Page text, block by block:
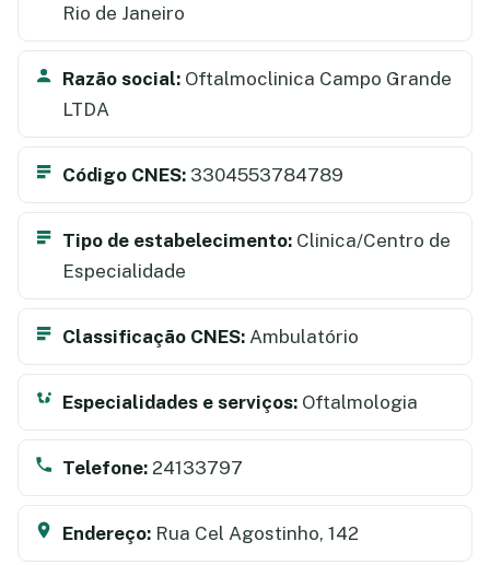
Rio de Janeiro
Razão social: Oftalmoclinica Campo Grande
LTDA
Código CNES: 3304553784789
Tipo de estabelecimento: Clinica/Centro de
Especialidade
Classificação CNES: Ambulatório
Especialidades e serviços: Oftalmologia
Telefone: 24133797
Endereço: Rua Cel Agostinho, 142